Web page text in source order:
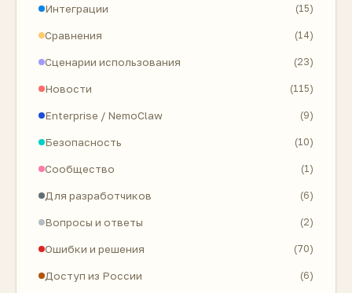
Интеграции (15)
Сравнения (14)
Сценарии использования (23)
Новости (115)
Enterprise / NemoClaw (9)
Безопасность (10)
Сообщество (1)
Для разработчиков (6)
Вопросы и ответы (2)
Ошибки и решения (70)
Доступ из России (6)